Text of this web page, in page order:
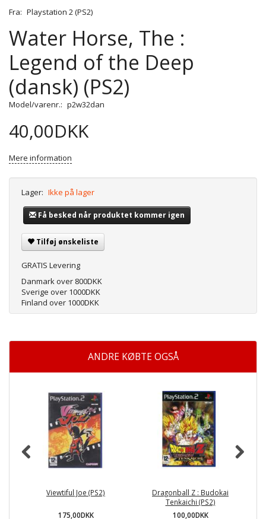
Fra: Playstation 2 (PS2)
Water Horse, The :
Legend of the Deep
(dansk) (PS2)
Model/varenr.: p2w32dan
40,00DKK
Mere information
Lager: Ikke på lager
Få besked når produktet kommer igen
Tilføj ønskeliste
GRATIS Levering
Danmark over 800DKK
Sverige over 1000DKK
Finland over 1000DKK
ANDRE KØBTE OGSÅ
Viewtiful Joe (PS2)
175,00DKK
Dragonball Z : Budokai
Tenkaichi (PS2)
100,00DKK